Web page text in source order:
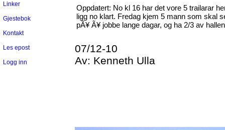
Linker
Gjestebok
Kontakt
Les epost
Logg inn
Oppdatert: No kl 16 har det vore 5 trailarar
ligg no klart. Fredag kjem 5 mann som skal
pÃ¥ Ã¥ jobbe lange dagar, og ha 2/3 av
07/12-10
Av: Kenneth Ulla